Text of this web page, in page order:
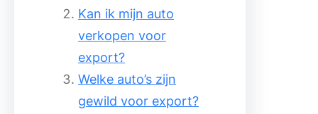
Kan ik mijn auto
verkopen voor
export?
Welke auto’s zijn
gewild voor export?